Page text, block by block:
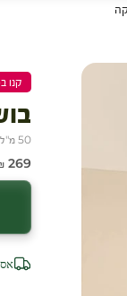
קנו ב-₪300 שלמו
50 מ"ל
מחיר
269 ₪